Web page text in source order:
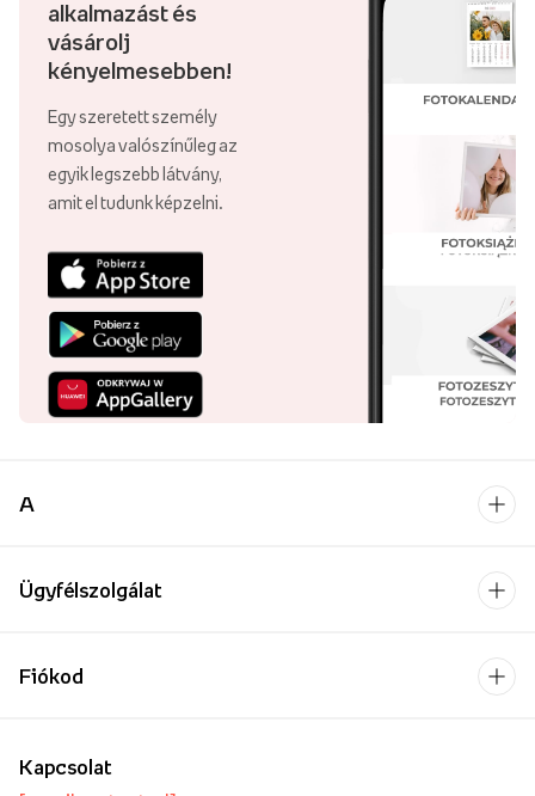
alkalmazást és
vásárolj
kényelmesebben!
Egy szeretett személy
mosolya valószínűleg az
egyik legszebb látvány,
amit el tudunk képzelni.
A
Ügyfélszolgálat
Kapcsolat
Fiókod